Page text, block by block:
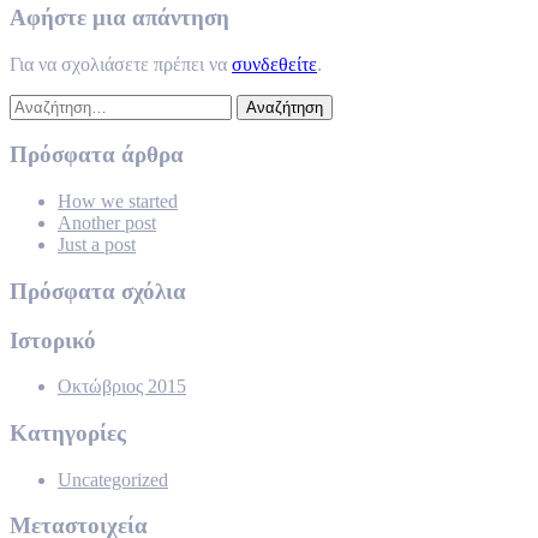
Αφήστε μια απάντηση
Για να σχολιάσετε πρέπει να συνδεθείτε.
Αναζήτηση
για:
Πρόσφατα άρθρα
How we started
Another post
Just a post
Πρόσφατα σχόλια
Ιστορικό
Οκτώβριος 2015
Kατηγορίες
Uncategorized
Μεταστοιχεία